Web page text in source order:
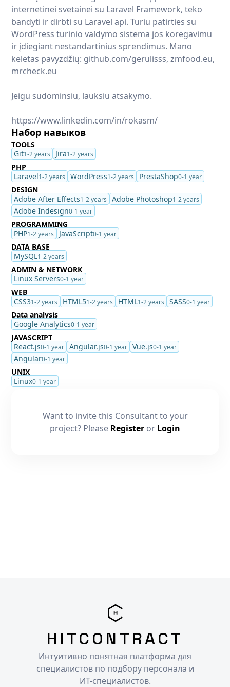
internetinei svetainei su Laravel Framework, teko
bandyti ir dirbti su Laravel api. Turiu patirties su
WordPress turinio valdymo sistema jos koregavimu
ir įdiegiant nestandartinius sprendimus. Mano
keletas pavyzdžių: github.com/gerulisss, zmfood.eu,
mrcheck.eu
Jeigu sudominsiu, lauksiu atsakymo.
https://www.linkedin.com/in/rokasm/
Набор навыков
TOOLS
Git1-2 years Jira1-2 years
PHP
Laravel1-2 years WordPress1-2 years PrestaShop0-1 year
DESIGN
Adobe After Effects1-2 years Adobe Photoshop1-2 years
Adobe Indesign0-1 year
PROGRAMMING
PHP1-2 years JavaScript0-1 year
DATA BASE
MySQL1-2 years
ADMIN & NETWORK
Linux Servers0-1 year
WEB
CSS31-2 years HTML51-2 years HTML1-2 years SASS0-1 year
Data analysis
Google Analytics0-1 year
JAVASCRIPT
React.js0-1 year Angular.js0-1 year Vue.js0-1 year
Angular0-1 year
UNIX
Linux0-1 year
Want to invite this Consultant to your
project? Please Register or Login
HITCONTRACT
Интуитивно понятная платформа для
специалистов по подбору персонала и
ИТ-специалистов.